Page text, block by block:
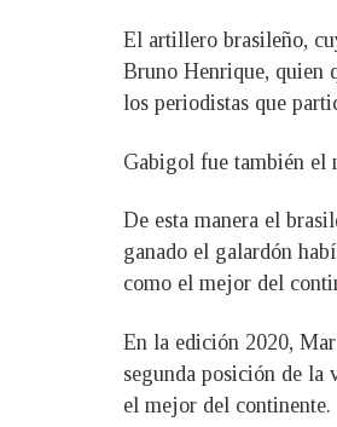
El artillero brasileño,
Bruno Henrique, quien
los periodistas que
Gabigol fue también el
De esta manera el
ganado el galardón
como el mejor del
En la edición 2020,
segunda posición de la
el mejor del continente.